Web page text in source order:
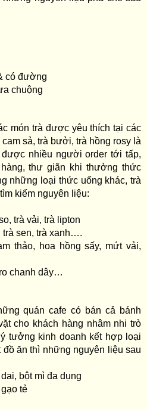
có đường
chuộng
món trà được yêu thích tại các
sả, trà bưởi, trà hồng rosy là
nhiều người order tới tấp,
thư giãn khi thưởng thức
những loại thức uống khác, trà
kiếm nguyên liệu:
trà vải, trà lipton
trà sen, trà xanh….
thảo, hoa hồng sấy, mứt vải,
chanh dây…
quán cafe có bán cả bánh
cho khách hàng nhâm nhi trò
tưởng kinh doanh kết hợp loại
đồ ăn thì những nguyên liệu sau
bột mì đa dụng
tẻ